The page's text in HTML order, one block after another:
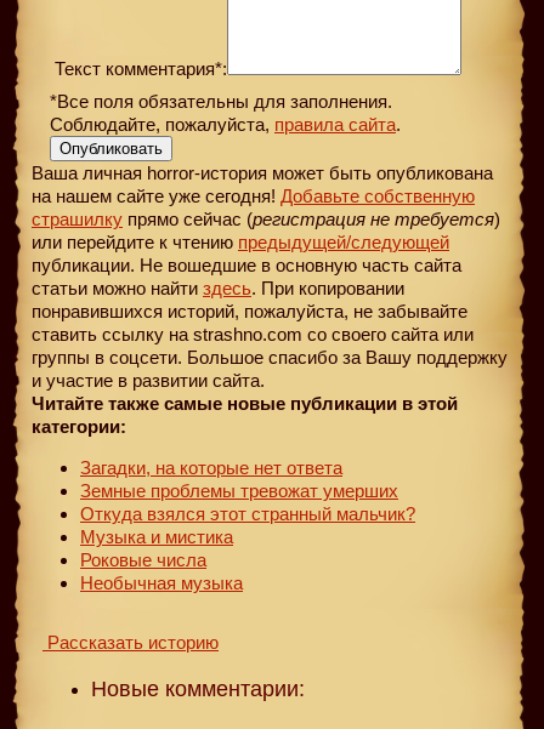
Текст комментария*:
*Все поля обязательны для заполнения.
Соблюдайте, пожалуйста, правила сайта.
Опубликовать
Ваша личная horror-история может быть опубликована
на нашем сайте уже сегодня! Добавьте собственную
страшилку прямо сейчас (регистрация не требуется)
или перейдите к чтению предыдущей/следующей
публикации. Не вошедшие в основную часть сайта
статьи можно найти здесь. При копировании
понравившихся историй, пожалуйста, не забывайте
ставить ссылку на strashno.com со своего сайта или
группы в соцсети. Большое спасибо за Вашу поддержку
и участие в развитии сайта.
Читайте также самые новые публикации в этой
категории:
Загадки, на которые нет ответа
Земные проблемы тревожат умерших
Откуда взялся этот странный мальчик?
Музыка и мистика
Роковые числа
Необычная музыка
Рассказать историю
Новые комментарии: